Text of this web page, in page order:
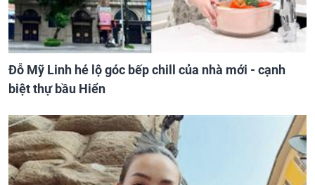
Đỗ Mỹ Linh hé lộ góc bếp chill của nhà mới - cạnh
biệt thự bầu Hiển